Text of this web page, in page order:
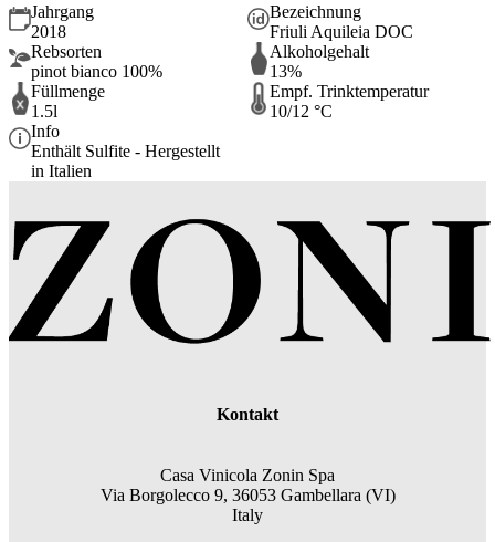
Jahrgang
2018
Bezeichnung
Friuli Aquileia DOC
Rebsorten
pinot bianco 100%
Alkoholgehalt
13%
Füllmenge
1.5l
Empf. Trinktemperatur
10/12 °C
Info
Enthält Sulfite - Hergestellt
in Italien
Kontakt
Casa Vinicola Zonin Spa
Via Borgolecco 9, 36053 Gambellara (VI)
Italy